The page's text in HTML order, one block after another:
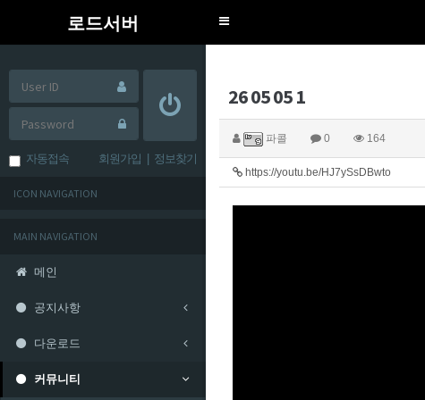
로드서버
Toggle
자동접속 회원가입 정보찾기
ICON NAVIGATION
MAIN NAVIGATION
메인
공지사항
다운로드
커뮤니티
26 05 05 1
파콜 0 164
https://youtu.be/HJ7ySsDBwto